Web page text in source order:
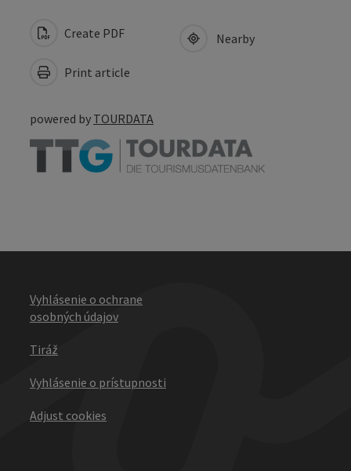
Create PDF
Print article
Nearby
powered by TOURDATA
Vyhlásenie o ochrane
osobných údajov
Tiráž
Vyhlásenie o prístupnosti
Adjust cookies